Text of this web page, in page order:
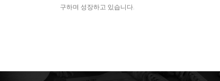
구하며 성장하고 있습니다.